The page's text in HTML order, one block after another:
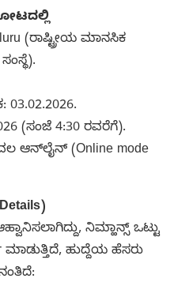
(ರಾಷ್ಟ್ರೀಯ ಮಾನಸಿಕ
(ಸಂಜೆ 4:30 ರವರೆಗೆ).
ಆನ್‌ಲೈನ್ (Online mode
ನಿಮ್ಹಾನ್ಸ್ ಒಟ್ಟು
ಮಾಡುತ್ತಿದೆ, ಹುದ್ದೆಯ ಹೆಸರು